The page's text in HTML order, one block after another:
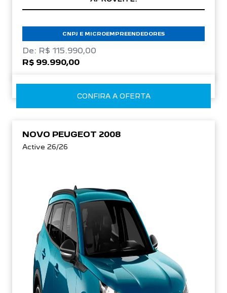
CNPJ E MICROEMPREENDEDORES
De: R$ 115.990,00
R$ 99.990,00
CONFIRA A OFERTA
NOVO PEUGEOT 2008
Active 26/26